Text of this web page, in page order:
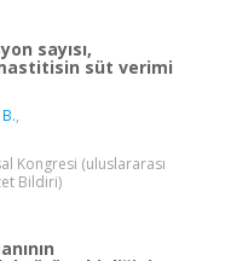
sayısı,
süt verimi
,
Kongresi (uluslararası
Bildiri)